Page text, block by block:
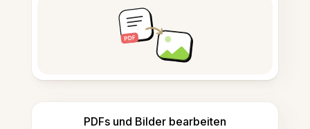
PDFs und Bilder bearbeiten